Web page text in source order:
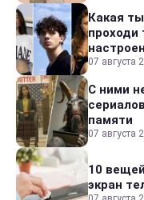
Какая
проходи
07 августа
С ними
памяти
07 августа
10
экран